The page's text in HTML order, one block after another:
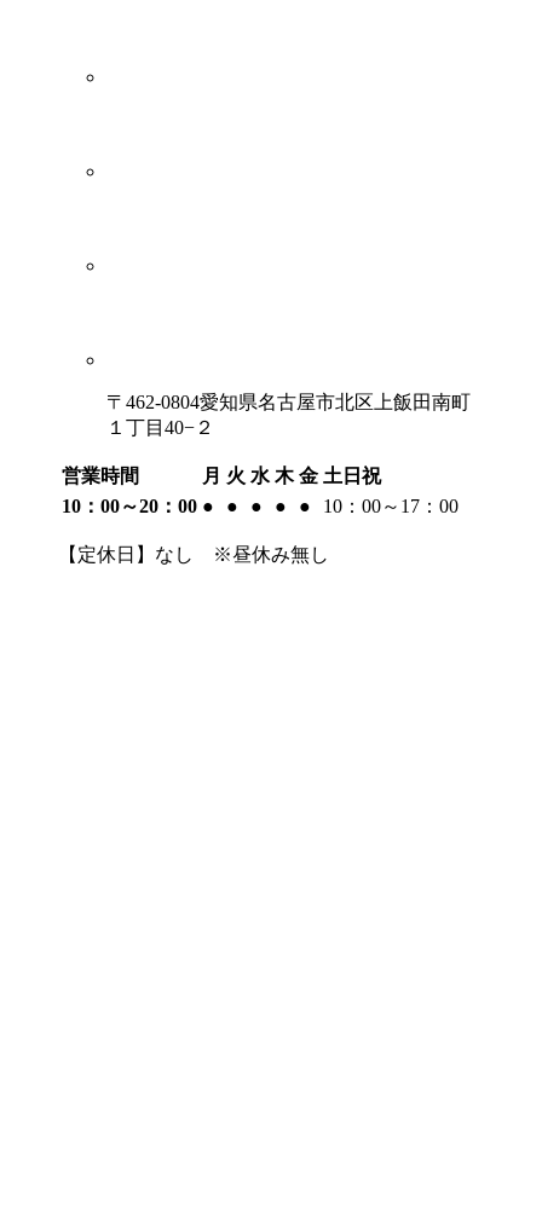
〒462-0804愛知県名古屋市北区上飯田南町
１丁目40−２
営業時間 月 火 水 木 金 土日祝
10：00～20：00 ● ● ● ● ● 10：00～17：00
【定休日】なし ※昼休み無し